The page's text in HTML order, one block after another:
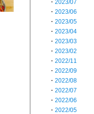
・ 2023/07
・ 2023/06
・ 2023/05
・ 2023/04
・ 2023/03
・ 2023/02
・ 2022/11
・ 2022/09
・ 2022/08
・ 2022/07
・ 2022/06
・ 2022/05